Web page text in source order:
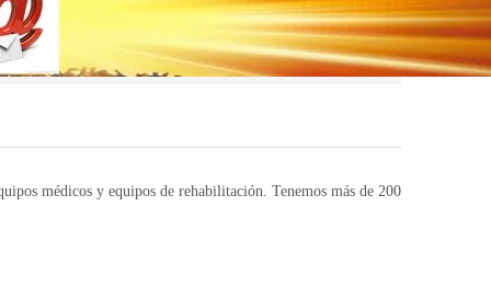
médicos y equipos de rehabilitación. Tenemos más de 200